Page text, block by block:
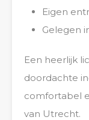
Eigen
Gelegen
Een heerlijk
doordachte
comfortabel
van Utrecht.